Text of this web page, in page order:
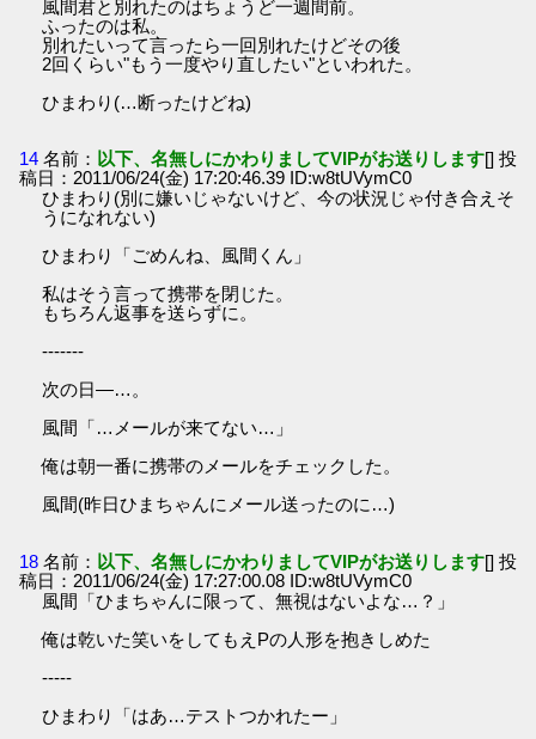
風間君と別れたのはちょうど一週間前。
ふったのは私。
別れたいって言ったら一回別れたけどその後
2回くらい"もう一度やり直したい"といわれた。
ひまわり(…断ったけどね)
14 名前： 以下、名無しにかわりましてVIPがお送りします[] 投
稿日：2011/06/24(金) 17:20:46.39 ID:w8tUVymC0
ひまわり(別に嫌いじゃないけど、今の状況じゃ付き合えそ
うになれない)
ひまわり「ごめんね、風間くん」
私はそう言って携帯を閉じた。
もちろん返事を送らずに。
-------
次の日―…。
風間「…メールが来てない…」
俺は朝一番に携帯のメールをチェックした。
風間(昨日ひまちゃんにメール送ったのに…)
18 名前： 以下、名無しにかわりましてVIPがお送りします[] 投
稿日：2011/06/24(金) 17:27:00.08 ID:w8tUVymC0
風間「ひまちゃんに限って、無視はないよな…？」
俺は乾いた笑いをしてもえPの人形を抱きしめた
-----
ひまわり「はあ…テストつかれたー」